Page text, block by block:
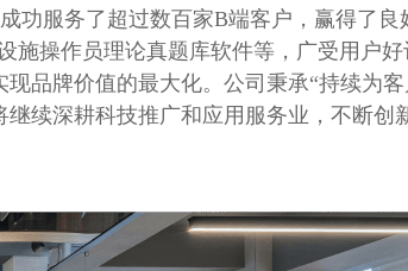
功服务了超过数百家B端客户，赢得了良
操作员理论真题库软件等，广受用户好
品牌价值的最大化。公司秉承“持续为
续深耕科技推广和应用服务业，不断创